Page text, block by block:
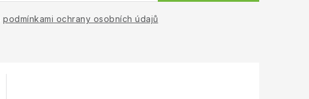
podmínkami ochrany osobních údajů